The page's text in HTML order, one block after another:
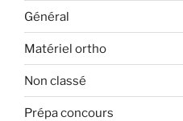
Général
Matériel ortho
Non classé
Prépa concours